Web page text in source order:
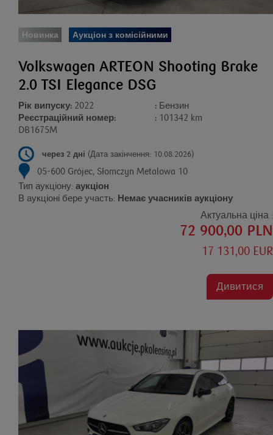
Новинка Аукціон з комісійними
Volkswagen ARTEON Shooting Brake
2.0 TSI Elegance DSG
Рік випуску: 2022
Реєстраційний номер:
DB1675M
: Бензин
: 101342 km
Актуальна ціна :
72 900,00 PLN
17 131,00 EUR
Дивитися
через 2 дні (Дата закінчення: 10.08.2026)
05-600 Grójec, Słomczyn Metalowa 10
Тип аукціону: аукціон
В аукціоні бере участь: Немає учасників аукціону